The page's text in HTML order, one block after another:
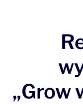
„Grow